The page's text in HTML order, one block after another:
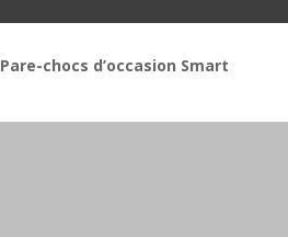
Pare-chocs d’occasion Smart